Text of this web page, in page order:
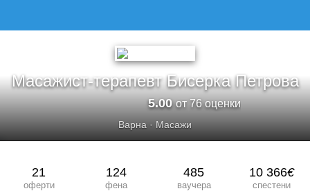
Масажист-терапевт Бисерка Петрова
5.00от 76 оценки
Варна · Масажи
21
оферти
124
фена
485
ваучера
10 366€
спестени